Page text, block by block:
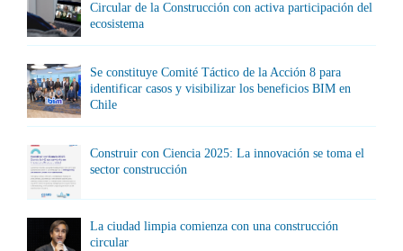
Circular de la Construcción con activa participación del
ecosistema
Se constituye Comité Táctico de la Acción 8 para
identificar casos y visibilizar los beneficios BIM en
Chile
Construir con Ciencia 2025: La innovación se toma el
sector construcción
La ciudad limpia comienza con una construcción
circular